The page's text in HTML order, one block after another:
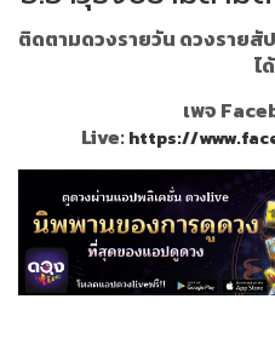
ติดตามดวงรายวัน ดวงรายสั
ไ
เพจ
Live:https://